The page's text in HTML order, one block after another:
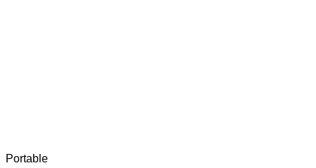
Portable